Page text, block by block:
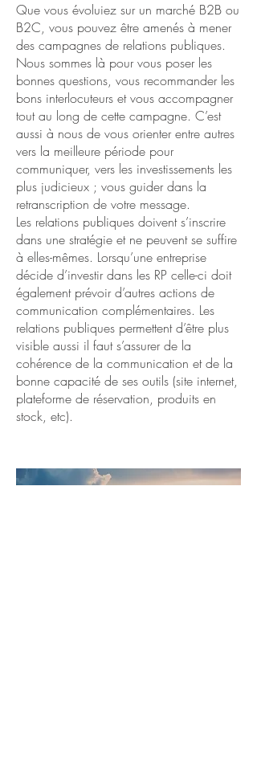
Que vous évoluiez sur un marché B2B ou
B2C, vous pouvez être amenés à mener
des campagnes de relations publiques.
Nous sommes là pour vous poser les
bonnes questions, vous recommander les
bons interlocuteurs et vous accompagner
tout au long de cette campagne. C’est
aussi à nous de vous orienter entre autres
vers la meilleure période pour
communiquer, vers les investissements les
plus judicieux ; vous guider dans la
retranscription de votre message.
Les relations publiques doivent s’inscrire
dans une stratégie et ne peuvent se suffire
à elles-mêmes. Lorsqu’une entreprise
décide d’investir dans les RP celle-ci doit
également prévoir d’autres actions de
communication complémentaires. Les
relations publiques permettent d’être plus
visible aussi il faut s’assurer de la
cohérence de la communication et de la
bonne capacité de ses outils (site internet,
plateforme de réservation, produits en
stock, etc).